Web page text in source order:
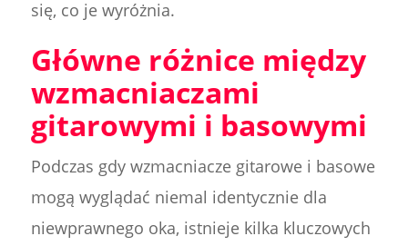
się, co je wyróżnia.
Główne różnice między
wzmacniaczami
gitarowymi i basowymi
Podczas gdy wzmacniacze gitarowe i basowe
mogą wyglądać niemal identycznie dla
niewprawnego oka, istnieje kilka kluczowych